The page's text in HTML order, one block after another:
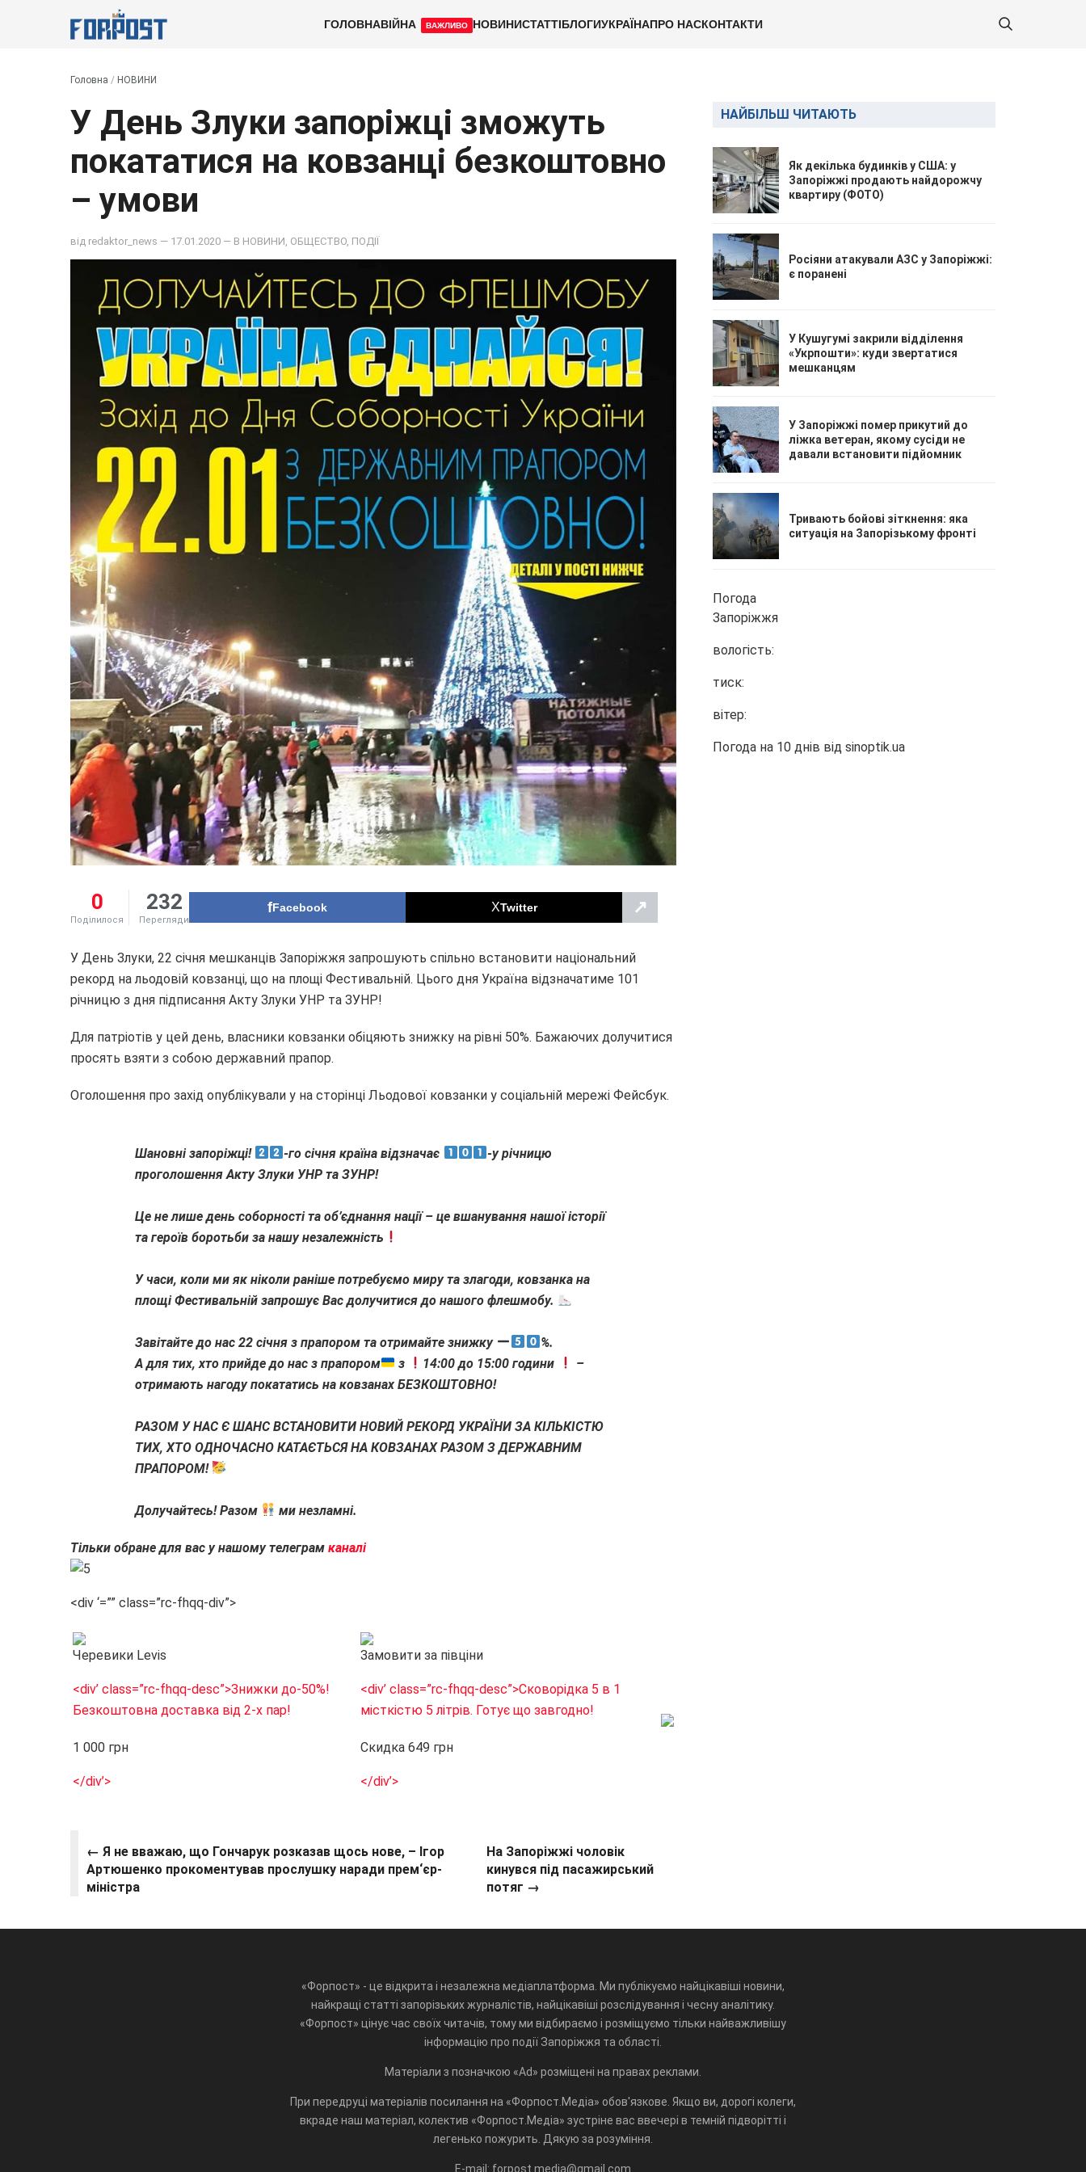
ГОЛОВНАВІЙНА ВАЖЛИВО НОВИНИСТАТТІБЛОГИУКРАЇНАПРО НАСКОНТАКТИ
Головна / НОВИНИ
У День Злуки запоріжці зможуть
покататися на ковзанці безкоштовно
– умови
від redaktor_news — 17.01.2020 — В НОВИНИ ОБЩЕСТВО ПОДІЇ
0
Поділилося
232
Перегляди
Facebook Twitter ↗
У День Злуки, 22 січня мешканців Запоріжжя запрошують спільно встановити національний
рекорд на льодовій ковзанці, що на площі Фестивальній. Цього дня Україна відзначатиме 101
річницю з дня підписання Акту Злуки УНР та ЗУНР!
Для патріотів у цей день, власники ковзанки обіцяють знижку на рівні 50%. Бажаючих долучитися
просять взяти з собою державний прапор.
Оголошення про захід опублікували у на сторінці Льодової ковзанки у соціальній мережі Фейсбук.
Шановні запоріжці!
-го січня країна відзначає
-у річницю
проголошення Акту Злуки УНР та ЗУНР!
Це не лише день соборності та об’єднання нації – це вшанування нашої історії
та героїв боротьби за нашу незалежність
У часи, коли ми як ніколи раніше потребуємо миру та злагоди, ковзанка на
площі Фестивальній запрошує Вас долучитися до нашого флешмобу.
Завітайте до нас 22 січня з прапором та отримайте знижку
%.
А для тих, хто прийде до нас з прапором
з 14:00 до 15:00 години
–
отримають нагоду покататись на ковзанах БЕЗКОШТОВНО!
РАЗОМ У НАС Є ШАНС ВСТАНОВИТИ НОВИЙ РЕКОРД УКРАЇНИ ЗА КІЛЬКІСТЮ
ТИХ, ХТО ОДНОЧАСНО КАТАЄТЬСЯ НА КОВЗАНАХ РАЗОМ З ДЕРЖАВНИМ
ПРАПОРОМ!
Долучайтесь! Разом
ми незламні.
Тільки обране для вас у нашому телеграм каналі
<div ‘=”” class=”rc-fhqq-div”>
Черевики Levis
<div’ class=”rc-fhqq-desc”>Знижки до-50%!
Безкоштовна доставка від 2-х пар!
1 000 грн
</div’>
Замовити за півціни
<div’ class=”rc-fhqq-desc”>Сковорідка 5 в 1
місткістю 5 літрів. Готує що завгодно!
Скидка 649 грн
</div’>
← Я не вважаю, що Гончарук розказав щось нове, – Ігор
Артюшенко прокоментував прослушку наради прем‘єр-
міністра
На Запоріжжі чоловік
кинувся під пасажирський
потяг →
НАЙБІЛЬШ ЧИТАЮТЬ
Як декілька будинків у США: у
Запоріжжі продають найдорожчу
квартиру (ФОТО)
Росіяни атакували АЗС у Запоріжжі:
є поранені
У Кушугумі закрили відділення
«Укрпошти»: куди звертатися
мешканцям
У Запоріжжі помер прикутий до
ліжка ветеран, якому сусіди не
давали встановити підйомник
Тривають бойові зіткнення: яка
ситуація на Запорізькому фронті
Погода
Запоріжжя
вологість:
тиск:
вітер:
Погода на 10 днів від sinoptik.ua
«Форпост» - це відкрита і незалежна медіаплатформа. Ми публікуємо найцікавіші новини,
найкращі статті запорізьких журналістів, найцікавіші розслідування і чесну аналітику.
«Форпост» цінує час своїх читачів, тому ми відбираємо і розміщуємо тільки найважливішу
інформацію про події Запоріжжя та області.
Матеріали з позначкою «Ad» розміщені на правах реклами.
При передруці матеріалів посилання на «Форпост.Медіа» обов'язкове. Якщо ви, дорогі колеги,
вкраде наш матеріал, колектив «Форпост.Медіа» зустріне вас ввечері в темній підворітті і
легенько пожурить. Дякую за розуміння.
E-mail: forpost.media@gmail.com